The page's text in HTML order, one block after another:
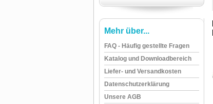
Mehr über...
FAQ - Häufig gestellte Fragen
Katalog und Downloadbereich
Liefer- und Versandkosten
Datenschutzerklärung
Unsere AGB